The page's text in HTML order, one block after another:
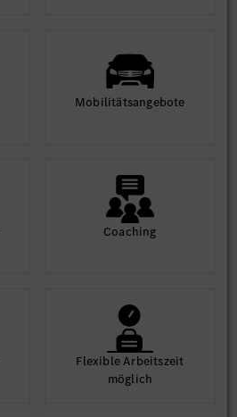
Mobilitäts­angebote
Coaching
Flexible Arbeits­zeit
möglich